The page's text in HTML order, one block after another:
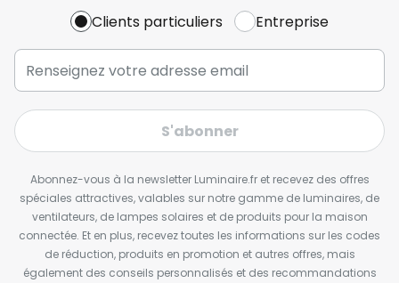
Clients particuliers Entreprise
S'abonner
Abonnez-vous à la newsletter Luminaire.fr et recevez des offres
spéciales attractives, valables sur notre gamme de luminaires, de
ventilateurs, de lampes solaires et de produits pour la maison
connectée. Et en plus, recevez toutes les informations sur les codes
de réduction, produits en promotion et autres offres, mais
également des conseils personnalisés et des recommandations